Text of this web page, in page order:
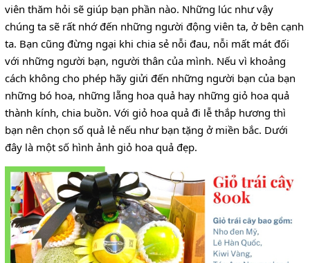
viên thăm hỏi sẽ giúp bạn phần nào. Những lúc như vậy
chúng ta sẽ rất nhớ đến những người động viên ta, ở bên cạnh
ta. Bạn cũng đừng ngại khi chia sẻ nỗi đau, nỗi mất mát đối
với những người bạn, người thân của mình. Nếu vì khoảng
cách không cho phép hãy giửi đến những người bạn của bạn
những bó hoa, những lẵng hoa quả hay những giỏ hoa quả
thành kính, chia buồn. Với giỏ hoa quả đi lễ thắp hương thì
bạn nên chọn số quả lẻ nếu như bạn tặng ở miền bắc. Dưới
đây là một số hình ảnh giỏ hoa quả đẹp.